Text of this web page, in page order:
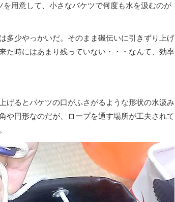
用意して、小さなバケツで何度も水を汲むのが
多少やっかいだ。そのまま磯伝いに引きずり上げ
た時にはあまり残っていない・・・なんて、効率
げるとバケツの口がふさがるような形状の水汲み
や円形なのだが、ロープを通す場所が工夫されて